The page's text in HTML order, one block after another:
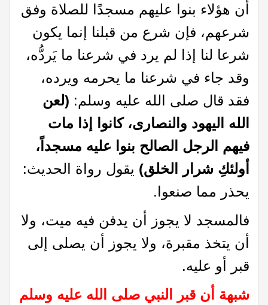
أن هؤلاء بنوا عليهم مسجدًا للصلاة وفق
شرعهم، فإن شرع من قبلنا إنما يكون
شرعا لنا إذا لم يرد في شرعنا ما يَردُّه،
وقد جاء في شرعنا ما يحرمه ويرده،
فقد قال صلى الله عليه وسلم: (لعن
الله اليهود والنصارى، كانوا إذا مات
فيهم الرجل الصالح بنوا عليه مسجداً،
أولئكِ شرار الخلق) يقول رواة الحديث:
يحذر مما صنعوا.
فالمسجد لا يجوز أن يدفن فيه ميت، ولا
أن يتخذ مقبرة، ولا يجوز أن يصلى إلى
قبر أو عليه.
شبهة أن قبر النبي صلى الله عليه وسلم